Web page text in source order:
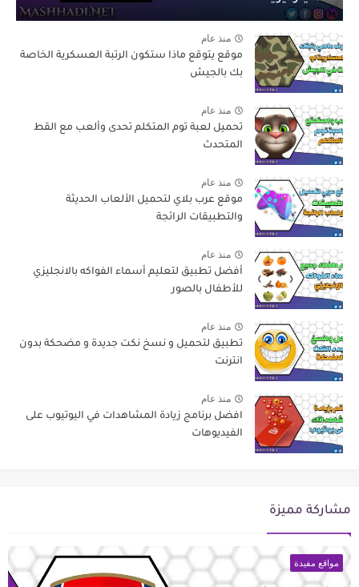
منذ عام
موقع يتوقع ماذا ستكون الرتبة العسكرية الخاصة
بك بالجيش
منذ عام
تحميل لعبة توم المتكلم تحدى وألعب مع القط
المتحدث
منذ عام
موقع عرب بلاي لتحميل الألعاب الحديثة
والتطبيقات الرائجة
منذ عام
أفضل تطبيق لتعليم أسماء الفواكه بالانجليزي
للأطفال بالصور
منذ عام
تطبيق لتحميل و نسخ نكت جديدة و مضحكة بدون
انترنت
منذ عام
افضل برنامج زيادة المشاهدات في اليوتيوب على
الفيديوهات
مشاركة مميزة
مواقع مفيدة